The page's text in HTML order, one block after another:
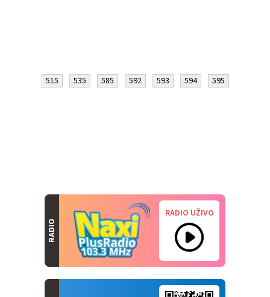
515 535 585 592 593 594 595
RADIO
RADIO UŽIVO